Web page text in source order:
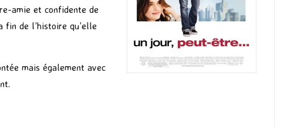
amie et confidente de
fin de l’histoire qu’elle
mais également avec